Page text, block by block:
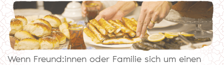
Wenn Freund:innen oder Familie sich um einen